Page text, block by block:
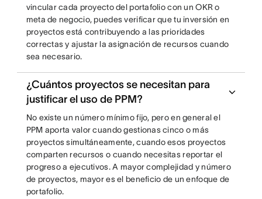
vincular cada proyecto del portafolio con un OKR o
meta de negocio, puedes verificar que tu inversión en
proyectos está contribuyendo a las prioridades
correctas y ajustar la asignación de recursos cuando
sea necesario.
¿Cuántos proyectos se necesitan para
justificar el uso de PPM?
No existe un número mínimo fijo, pero en general el
PPM aporta valor cuando gestionas cinco o más
proyectos simultáneamente, cuando esos proyectos
comparten recursos o cuando necesitas reportar el
progreso a ejecutivos. A mayor complejidad y número
de proyectos, mayor es el beneficio de un enfoque de
portafolio.